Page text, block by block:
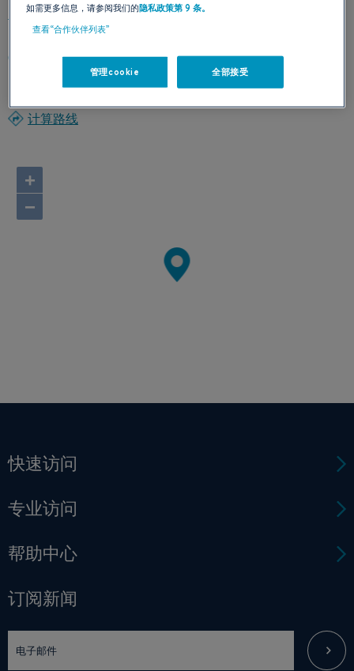
3384 RUE DES AFFAIRES
EIX 0G8 TRACADIE
加拿大
计算路线
+
−
快速访问
专业访问
帮助中心
订阅新闻
如需更多信息，请参阅我们的隐私政策第 9 条。
查看“合作伙伴列表”
管理cookie 全部接受